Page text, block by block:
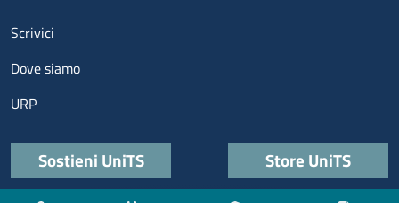
Menu contatti
Scrivici
Dove siamo
URP
Quick links
Sostieni UniTS Store UniTS